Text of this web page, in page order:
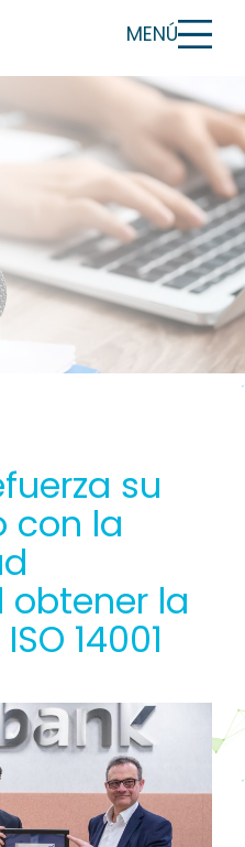
MENÚ
su
con la
la
14001